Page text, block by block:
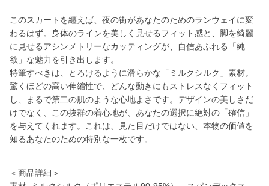
このスカートを纏えば、夜の街があなたのためのランウェイに変
わるはず。身体のラインを美しく見せるフィット感と、脚を綺麗
に見せるアシンメトリーなカッティングが、自信あふれる「純
欲」な魅力を引き出します。
特筆すべきは、とろけるように滑らかな「ミルクシルク」素材。
驚くほどの高い伸縮性で、どんな動きにもストレスなくフィット
し、まるで第二の肌のような心地よさです。デザインの美しさだ
けでなく、この抜群の着心地が、あなたの選択に絶対の「確信」
を与えてくれます。これは、見た目だけではない、本物の価値を
知るあなたのための特別な一枚です。
＜商品詳細＞